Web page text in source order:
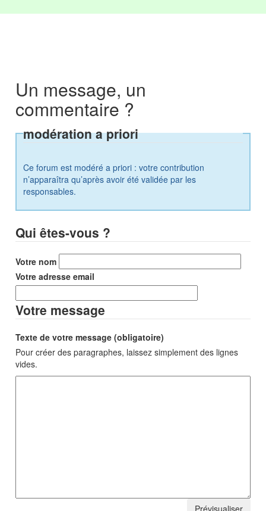
Un message, un
commentaire ?
modération a priori
Ce forum est modéré a priori : votre contribution
n’apparaîtra qu’après avoir été validée par les
responsables.
Qui êtes-vous ?
Votre nom
Votre adresse email
Votre message
Texte de votre message (obligatoire)
Pour créer des paragraphes, laissez simplement des lignes
vides.